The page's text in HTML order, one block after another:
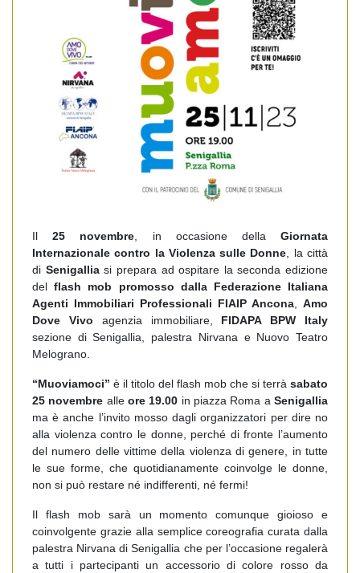
Il25 novembre , in occasione dellaGiornata
Internazionale contro la Violenza sulle Donne , la città
di Senigalliasi prepara ad ospitare la seconda edizione
delflash mob promosso dalla Federazione Italiana
Agenti Immobiliari Professionali FIAIP Ancona
Amo
Dove Vivo agenzia immobiliare, FIDAPA BPW Italy
sezione di Senigallia, palestra Nirvana e Nuovo Teatro
Melograno.
“Muoviamoci” è il titolo del flash mob che si terrà sabato
25 novembre alleore 19.00 in piazza Roma aSenigallia
ma è anche l’invito mosso dagli organizzatori per dire no
alla violenza contro le donne, perché di fronte l’aumento
del numero delle vittime della violenza di genere, in tutte
le sue forme, che quotidianamente coinvolge le donne,
non si può restare né indifferenti, né fermi!
Il flash mob sarà un momento comunque gioioso e
coinvolgente grazie alla semplice coreografia curata dalla
palestra Nirvana di Senigallia che per l’occasione regalerà
a tutti i partecipanti un accessorio di colore rosso da